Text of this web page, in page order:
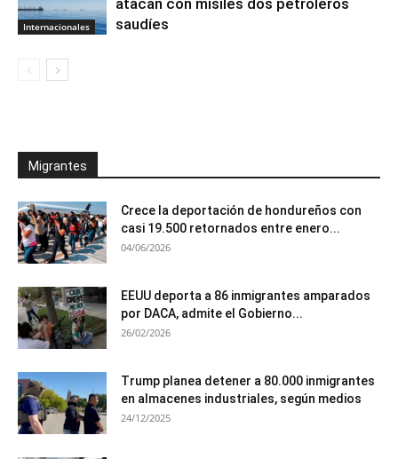
Internacionales
saudíes
Migrantes
Crece la deportación de hondureños con
casi 19.500 retornados entre enero...
04/06/2026
EEUU deporta a 86 inmigrantes amparados
por DACA, admite el Gobierno...
26/02/2026
Trump planea detener a 80.000 inmigrantes
en almacenes industriales, según medios
24/12/2025